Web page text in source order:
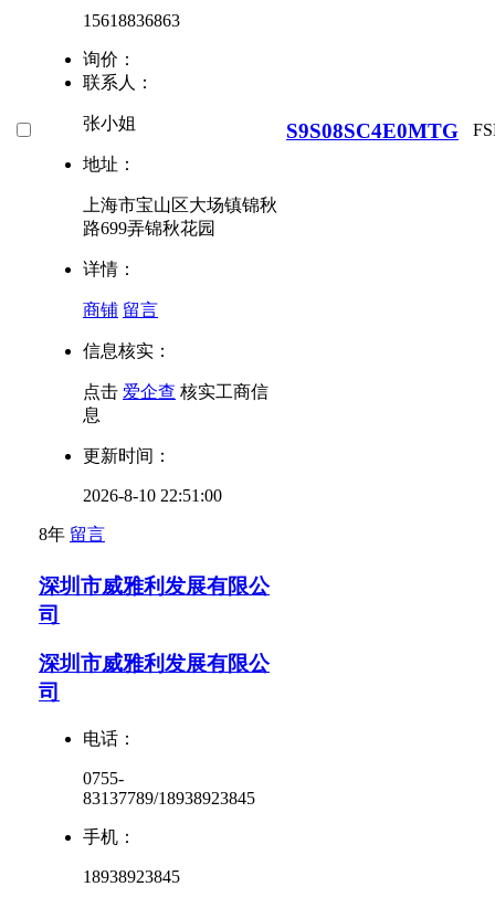
15618836863
询价：
联系人：
张小姐
地址：
上海市宝山区大场镇锦秋
路699弄锦秋花园
详情：
商铺 留言
信息核实：
点击 爱企查 核实工商信
息
更新时间：
2026-8-10 22:51:00
8年 留言
S9S08SC4E0MTG
深圳市威雅利发展有限公
司
深圳市威雅利发展有限公
司
电话：
0755-
83137789/18938923845
手机：
18938923845